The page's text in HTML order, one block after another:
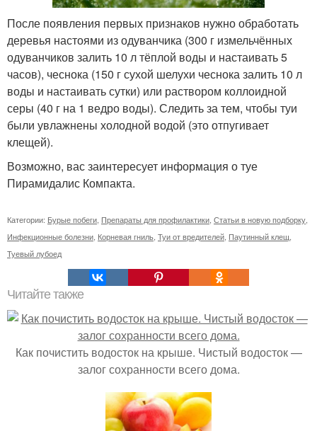
После появления первых признаков нужно обработать
деревья настоями из одуванчика (300 г измельчённых
одуванчиков залить 10 л тёплой воды и настаивать 5
часов), чеснока (150 г сухой шелухи чеснока залить 10 л
воды и настаивать сутки) или раствором коллоидной
серы (40 г на 1 ведро воды). Следить за тем, чтобы туи
были увлажнены холодной водой (это отпугивает
клещей).
Возможно, вас заинтересует информация о туе
Пирамидалис Компакта.
Категории: Бурые побеги Препараты для профилактики Статьи в новую подборку
Инфекционные болезни Корневая гниль Туи от вредителей Паутинный клещ
Туевый лубоед
Читайте также
Как почистить водосток на крыше. Чистый водосток —
залог сохранности всего дома.